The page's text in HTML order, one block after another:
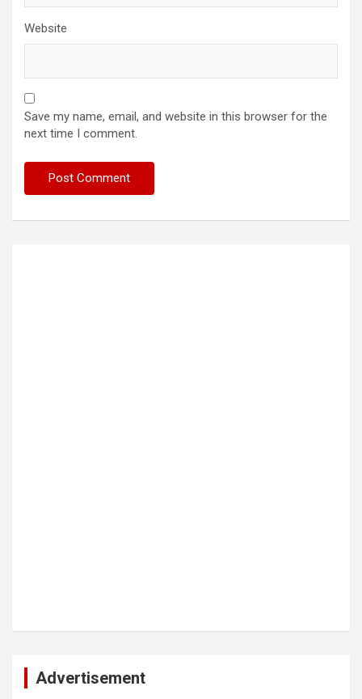
Website
Save my name, email, and website in this browser for the
next time I comment.
Advertisement